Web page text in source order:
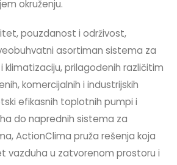
okruženju.
pouzdanost i održivost,
asortiman sistema za
klimatizaciju, prilagođenih različitim
komercijalnih i industrijskih
efikasnih toplotnih pumpi i
do naprednih sistema za
ActionClima pruža rešenja koja
vazduha u zatvorenom prostoru i